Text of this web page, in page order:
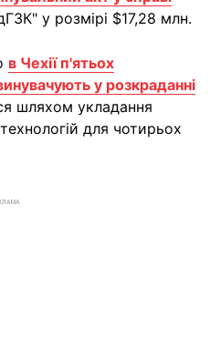
у розмірі $17,28 млн.
в Чехії п'ятьох
у розкраданні
шляхом укладання
для чотирьох